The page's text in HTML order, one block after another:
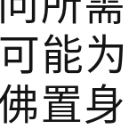
能
置